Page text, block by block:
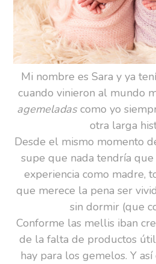
Mi nombre es Sara y ya
cuando vinieron al mundo
agemeladascomo yo
otra larga
Desde el mismo momento
supe que nada tendría
experiencia como madre,
que merece la pena ser
sin dormir (que
Conforme las mellis iban
de la falta de productos
hay para los gemelos. Y